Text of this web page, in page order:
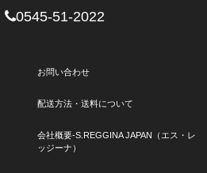
0545-51-2022
お問い合わせ
配送方法・送料について
会社概要-S.REGGINA JAPAN（エス・レ
ッジーナ）